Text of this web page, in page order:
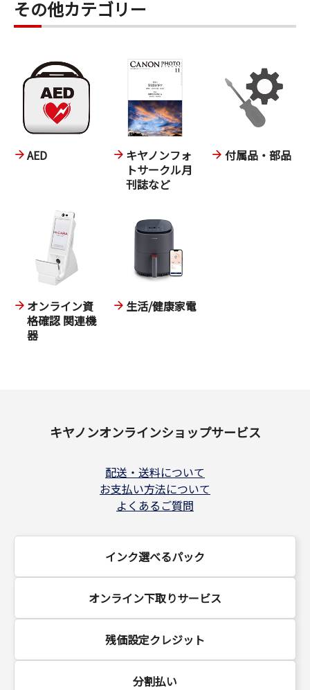
その他カテゴリー
AED
キヤノンフォ
トサークル月
刊誌など
付属品・部品
オンライン資
格確認 関連機
器
生活/健康家電
キヤノンオンラインショップサービス
配送・送料について
お支払い方法について
よくあるご質問
インク選べるパック
オンライン下取りサービス
残価設定クレジット
分割払い